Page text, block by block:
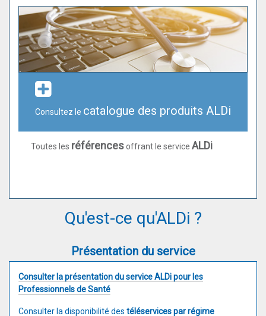
Consultez le catalogue des produits ALDi
Toutes les référencesoffrant le service ALDi
Qu'est-ce qu'ALDi ?
Présentation du service
Consulter la présentation du service ALDi pour les
Professionnels de Santé
Consulter la disponibilité des téléservices par régime